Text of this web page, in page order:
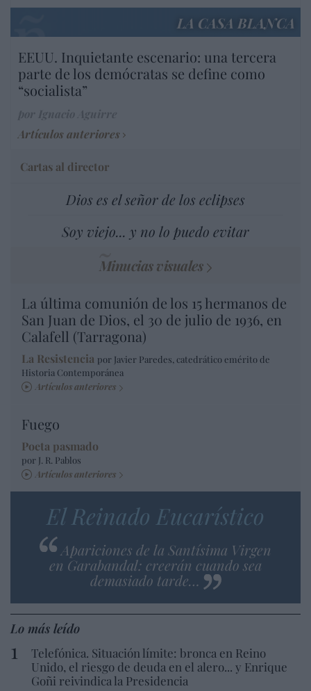
LA CASA BLANCA
EEUU. Inquietante escenario: una tercera
parte de los demócratas se define como
“socialista”
Artículos anteriores
Cartas al director
Dios es el señor de los eclipses
Soy viejo... y no lo puedo evitar
Minucias visuales
La última comunión de los 15 hermanos de
San Juan de Dios, el 30 de julio de 1936, en
Calafell (Tarragona)
La Resistencia por Javier Paredes, catedrático emérito de
Historia Contemporánea
Artículos anteriores
Fuego
Poeta pasmado
por J. R. Pablos
Artículos anteriores
El Reinado Eucarístico
Apariciones de la Santísima Virgen
en Garabandal: creerán cuando sea
demasiado tarde…
Lo más leído
Telefónica. Situación límite: bronca en Reino
Unido, el riesgo de deuda en el alero... y Enrique
Goñi reivindica la Presidencia